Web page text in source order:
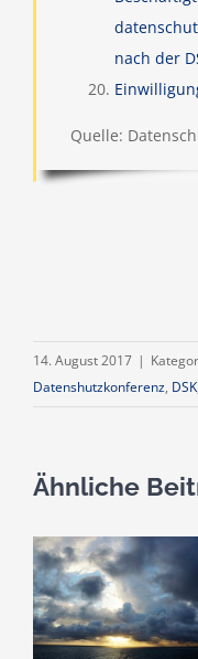
nach der
Quelle:
14. August 2017 |
Datenshutzkonferenz, DSK,
Ähnliche